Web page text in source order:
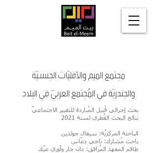
مجتمع الميم والأقليّات الجنسيّة
والجندريّة في المُجتمع العربيّ في البلاد
بحث إجرائي قُبيل المُباردة للتغيير الاجتماعيّ
نتائج البحث القُطري لسنة 2021
الباحثة المركزيّة: سيغال جولدين
باحث مُشارك: ناجي دعّاس
طاقم المعهد المُرافق: دان جار وأوري عيّك